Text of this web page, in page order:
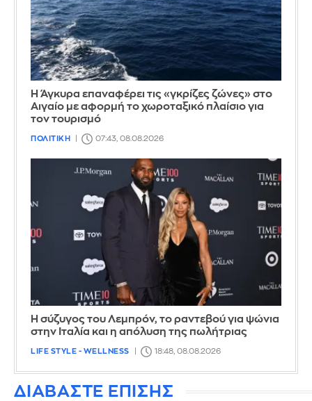
Η Άγκυρα επαναφέρει τις «γκρίζες ζώνες» στο
Αιγαίο με αφορμή το χωροταξικό πλαίσιο για
τον τουρισμό
ΠΟΛΙΤΙΚΗ 07:43, 08.08.2026
Η σύζυγος του Λεμπρόν, το ραντεβού για ψώνια
στην Ιταλία και η απόλυση της πωλήτριας
LIFE STYLE - WELLNESS 18:48, 08.08.2026
ΔΙΑΒΑΣΤΕ ΕΠΙΣΗΣ